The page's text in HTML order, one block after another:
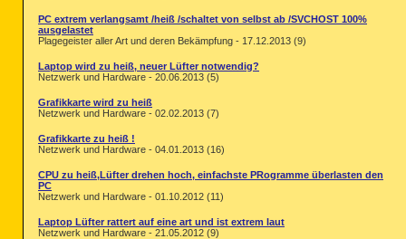
PC extrem verlangsamt /heiß /schaltet von selbst ab /SVCHOST 100%
ausgelastet
Plagegeister aller Art und deren Bekämpfung - 17.12.2013 (9)
Laptop wird zu heiß, neuer Lüfter notwendig?
Netzwerk und Hardware - 20.06.2013 (5)
Grafikkarte wird zu heiß
Netzwerk und Hardware - 02.02.2013 (7)
Grafikkarte zu heiß !
Netzwerk und Hardware - 04.01.2013 (16)
CPU zu heiß,Lüfter drehen hoch, einfachste PRogramme überlasten den
PC
Netzwerk und Hardware - 01.10.2012 (11)
Laptop Lüfter rattert auf eine art und ist extrem laut
Netzwerk und Hardware - 21.05.2012 (9)